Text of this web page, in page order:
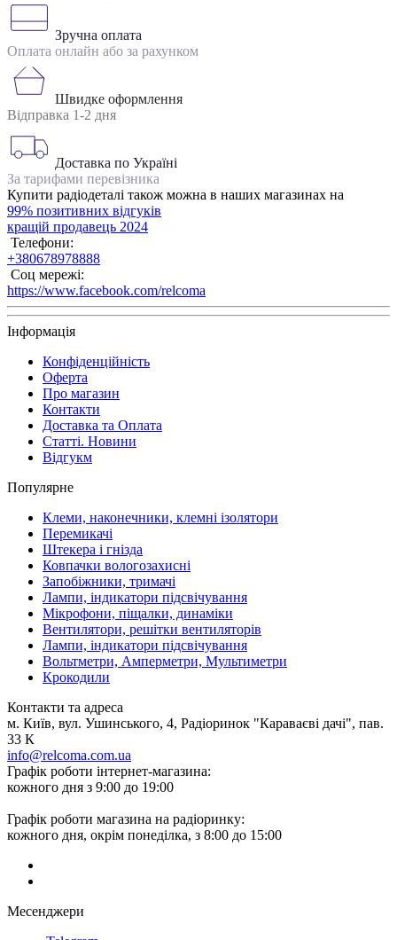
Зручна оплата
Оплата онлайн або за рахунком
Швидке оформлення
Відправка 1-2 дня
Доставка по Україні
За тарифами перевізника
Купити радіодеталі також можна в наших магазинах на
99% позитивних відгуків
кращій продавець 2024
Телефони:
+380678978888
Соц мережі:
https://www.facebook.com/relcoma
Інформація
Конфіденційність
Оферта
Про магазин
Контакти
Доставка та Оплата
Статті. Новини
Відгукм
Популярне
Клеми, наконечники, клемні ізолятори
Перемикачі
Штекера і гнізда
Ковпачки вологозахисні
Запобіжники, тримачі
Лампи, індикатори підсвічування
Мікрофони, піщалки, динаміки
Вентилятори, решітки вентиляторів
Лампи, індикатори підсвічування
Вольтметри, Амперметри, Мультиметри
Крокодили
Контакти та адреса
м. Київ, вул. Ушинського, 4, Радіоринок "Караваєві дачі", пав.
33 К
info@relcoma.com.ua
Графік роботи інтернет-магазина:
кожного дня з 9:00 до 19:00
Графік роботи магазина на радіоринку:
кожного дня, окрім понеділка, з 8:00 до 15:00
Месенджери